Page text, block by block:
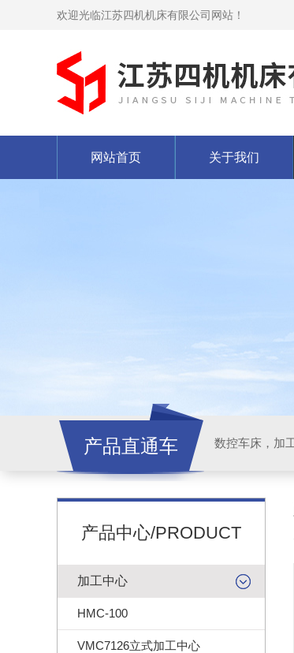
欢迎光临江苏四机机床有限公司网站！
网站首页 关于我们
产品直通车
产品中心/PRODUCT
加工中心
HMC-100
VMC7126立式加工中心